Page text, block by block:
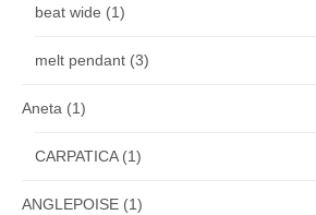
beat wide (1)
melt pendant (3)
Aneta (1)
CARPATICA(1)
ANGLEPOISE (1)